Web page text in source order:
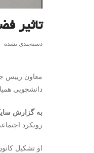
تاثیر
دسته‌بندی نشده
معاون رییس
دانشجویی
به گزارش
رویکرد
او تشکیل